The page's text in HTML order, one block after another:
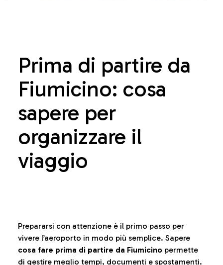
Prima di partire da
Fiumicino: cosa
sapere per
organizzare il
viaggio
Prepararsi con attenzione è il primo passo per
vivere l’aeroporto in modo più semplice. Sapere
cosa fare prima di partire da Fiumicino permette
di gestire meglio tempi, documenti e spostamenti,